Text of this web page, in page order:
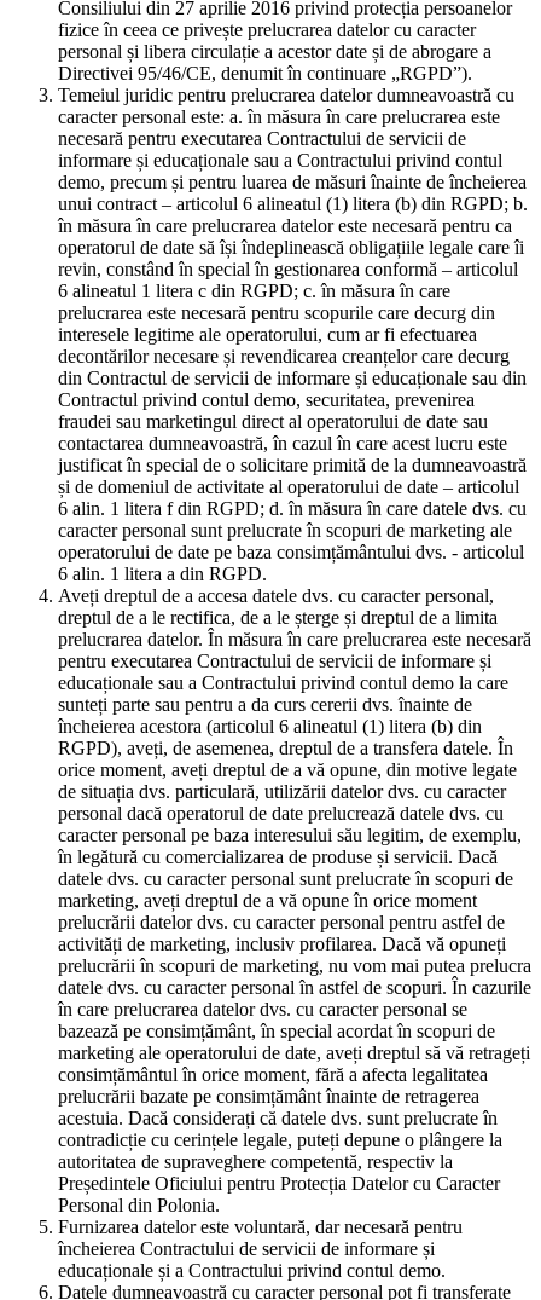
Consiliului din 27 aprilie 2016 privind protecția persoanelor
fizice în ceea ce privește prelucrarea datelor cu caracter
personal și libera circulație a acestor date și de abrogare a
Directivei 95/46/CE, denumit în continuare „RGPD”).
Temeiul juridic pentru prelucrarea datelor dumneavoastră cu
caracter personal este: a. în măsura în care prelucrarea este
necesară pentru executarea Contractului de servicii de
informare și educaționale sau a Contractului privind contul
demo, precum și pentru luarea de măsuri înainte de încheierea
unui contract – articolul 6 alineatul (1) litera (b) din RGPD; b.
în măsura în care prelucrarea datelor este necesară pentru ca
operatorul de date să își îndeplinească obligațiile legale care îi
revin, constând în special în gestionarea conformă – articolul
6 alineatul 1 litera c din RGPD; c. în măsura în care
prelucrarea este necesară pentru scopurile care decurg din
interesele legitime ale operatorului, cum ar fi efectuarea
decontărilor necesare și revendicarea creanțelor care decurg
din Contractul de servicii de informare și educaționale sau din
Contractul privind contul demo, securitatea, prevenirea
fraudei sau marketingul direct al operatorului de date sau
contactarea dumneavoastră, în cazul în care acest lucru este
justificat în special de o solicitare primită de la dumneavoastră
și de domeniul de activitate al operatorului de date – articolul
6 alin. 1 litera f din RGPD; d. în măsura în care datele dvs. cu
caracter personal sunt prelucrate în scopuri de marketing ale
operatorului de date pe baza consimțământului dvs. - articolul
6 alin. 1 litera a din RGPD.
Aveți dreptul de a accesa datele dvs. cu caracter personal,
dreptul de a le rectifica, de a le șterge și dreptul de a limita
prelucrarea datelor. În măsura în care prelucrarea este necesară
pentru executarea Contractului de servicii de informare și
educaționale sau a Contractului privind contul demo la care
sunteți parte sau pentru a da curs cererii dvs. înainte de
încheierea acestora (articolul 6 alineatul (1) litera (b) din
RGPD), aveți, de asemenea, dreptul de a transfera datele. În
orice moment, aveți dreptul de a vă opune, din motive legate
de situația dvs. particulară, utilizării datelor dvs. cu caracter
personal dacă operatorul de date prelucrează datele dvs. cu
caracter personal pe baza interesului său legitim, de exemplu,
în legătură cu comercializarea de produse și servicii. Dacă
datele dvs. cu caracter personal sunt prelucrate în scopuri de
marketing, aveți dreptul de a vă opune în orice moment
prelucrării datelor dvs. cu caracter personal pentru astfel de
activități de marketing, inclusiv profilarea. Dacă vă opuneți
prelucrării în scopuri de marketing, nu vom mai putea prelucra
datele dvs. cu caracter personal în astfel de scopuri. În cazurile
în care prelucrarea datelor dvs. cu caracter personal se
bazează pe consimțământ, în special acordat în scopuri de
marketing ale operatorului de date, aveți dreptul să vă retrageți
consimțământul în orice moment, fără a afecta legalitatea
prelucrării bazate pe consimțământ înainte de retragerea
acestuia. Dacă considerați că datele dvs. sunt prelucrate în
contradicție cu cerințele legale, puteți depune o plângere la
autoritatea de supraveghere competentă, respectiv la
Președintele Oficiului pentru Protecția Datelor cu Caracter
Personal din Polonia.
Furnizarea datelor este voluntară, dar necesară pentru
încheierea Contractului de servicii de informare și
educaționale și a Contractului privind contul demo.
Datele dumneavoastră cu caracter personal pot fi transferate